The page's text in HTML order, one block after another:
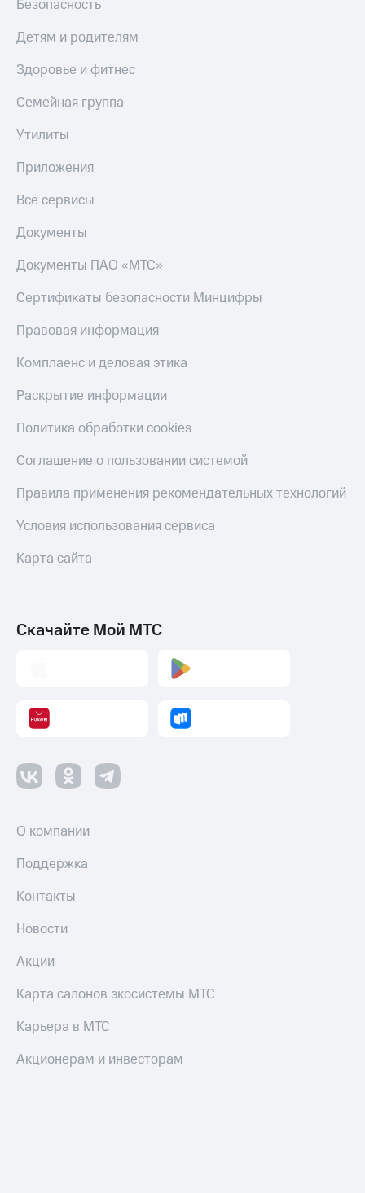
Безопасность
Детям и родителям
Здоровье и фитнес
Семейная группа
Утилиты
Приложения
Все сервисы
Документы
Документы ПАО «МТС»
Сертификаты безопасности Минцифры
Правовая информация
Комплаенс и деловая этика
Раскрытие информации
Политика обработки cookies
Соглашение о пользовании системой
Правила применения рекомендательных технологий
Условия использования сервиса
Карта сайта
Скачайте Мой МТС
О компании
Поддержка
Контакты
Новости
Акции
Карта салонов экосистемы МТС
Карьера в МТС
Акционерам и инвесторам